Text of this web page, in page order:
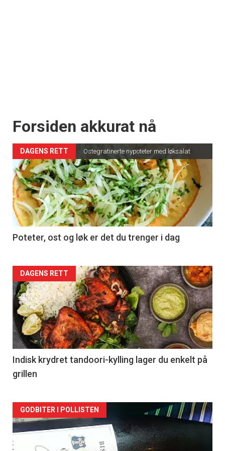
Forsiden akkurat nå
DAGENS RETT Ostegratinerte nypoteter med løksalat
Poteter, ost og løk er det du trenger i dag
Forsiden
akkurat
nå
-
2
DAGENS RETT
Indisk krydret tandoori-kylling lager du enkelt på
grillen
Forsiden
akkurat
GODBITER I POLLISTEN